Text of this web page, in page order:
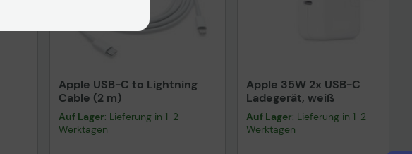
Apple USB-C to Lightning
Cable (2 m)
Auf Lager: Lieferung in 1-2
Werktagen
Apple 35W 2x USB-C
Ladegerät, weiß
Auf Lager: Lieferung in 1-2
Werktagen